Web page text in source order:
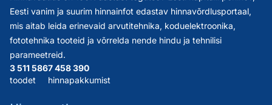
Eesti vanim ja suurim hinnainfot edastav hinnavõrdlusportaal,
mis aitab leida erinevaid arvutitehnika, koduelektroonika,
fototehnika tooteid ja võrrelda nende hindu ja tehnilisi
parameetreid.
3 511 586
toodet
7 458 390
hinnapakkumist